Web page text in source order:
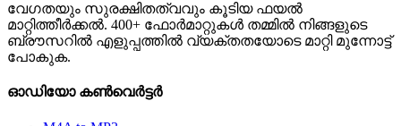
വേഗതയും സുരക്ഷിതത്വവും കൂടിയ ഫയൽ
മാറ്റിത്തീർക്കൽ. 400+ ഫോർമാറ്റുകൾ തമ്മിൽ നിങ്ങളുടെ
ബ്രൗസറിൽ എളുപ്പത്തിൽ വ്യക്തതയോടെ മാറ്റി മുന്നോട്ട്
പോകുക.
ഓഡിയോ കൺവെർട്ടർ